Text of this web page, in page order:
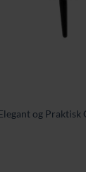
og Praktisk